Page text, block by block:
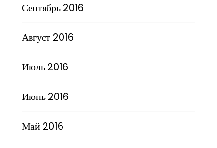
Сентябрь 2016
Август 2016
Июль 2016
Июнь 2016
Май 2016